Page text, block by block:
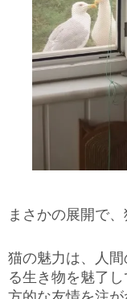
まさかの展開で、
猫の魅力は、人
る生き物を魅了